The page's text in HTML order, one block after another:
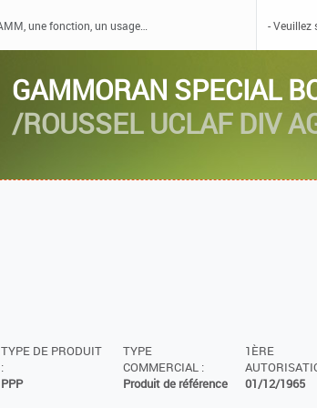
GAMMORAN SPECIAL
/ROUSSEL UCLAF DIV
TYPE DE PRODUIT
:
PPP
TYPE
COMMERCIAL :
Produit de référence
1ÈRE
01/12/1965